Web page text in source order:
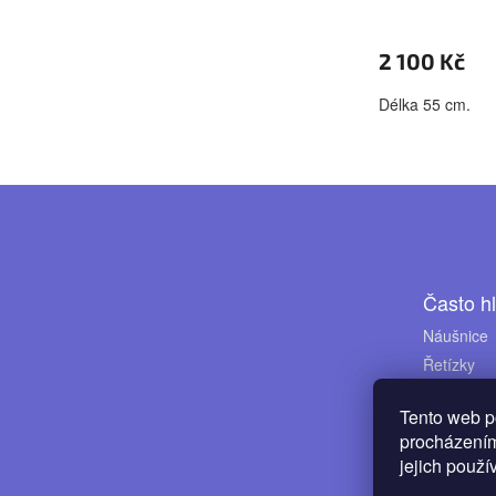
Tento web
jejich
2 100 Kč
Délka 55 cm.
Často
Náušnice
Řetízky